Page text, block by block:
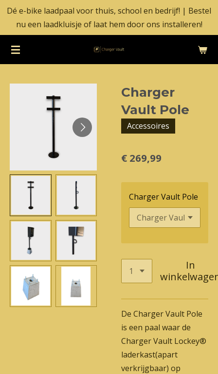
Ga
direct
de
hoofdinhoud
Dé e-bike laadpaal voor thuis, school en bedrijf! | Bestel
nu een laadkluisje of laat hem door ons installeren!
Charger
Vault Pole
Accessoires
€ 269,99
Charger Vault Pole
In
De Charger Vault Pole
is een paal waar de
Charger Vault Lockey®
laderkast(apart
verkrijgbaar) op